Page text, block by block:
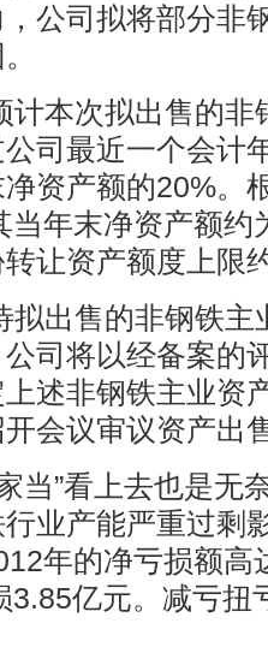
公司拟将部分非
计本次拟出售的非
司最近一个会计
资产额的20%。
当年末净资产额约
让资产额度上限
拟出售的非钢铁主
司将以经备案的
述非钢铁主业资
会议审议资产出
当”看上去也是无
业产能严重过剩
年的净亏损额高
3.85亿元。减亏扭